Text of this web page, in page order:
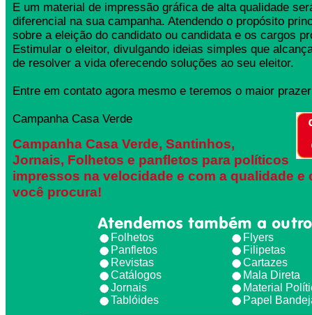
E um material de impressão gráfica de alta qualidade
diferencial na sua campanha. Atendendo o propósito
sobre a eleição do candidato ou candidata e os cargos
Estimular o eleitor, divulgando ideias simples que
de resolver a vida oferecendo soluções ao seu eleitor.
Entre em contato agora mesmo e teremos o maior
Campanha Casa Verde
Campanha Casa Verde, Santinhos,
Jornais, Folhetos e panfletos para políticos
impressos na velocidade e com a qualidade e
você procura!
Atendemos também a
Folhetos
Panfletos
Revistas
Catálogos
Jornais
Tablóides
Flyers
Filipetas
Cartazes
Mala Direta
Material
Papel